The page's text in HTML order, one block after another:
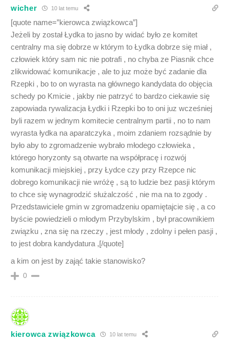
wicher 10 lat temu
[quote name=”kierowca związkowca”]
Jeżeli by został Łydka to jasno by widać było ze komitet
centralny ma się dobrze w którym to Łydka dobrze się miał ,
człowiek który sam nic nie potrafi , no chyba ze Piasnik chce
zlikwidować komunikacje , ale to juz może być zadanie dla
Rzepki , bo to on wyrasta na głównego kandydata do objęcia
schedy po Kmicie , jakby nie patrzyć to bardzo ciekawie się
zapowiada rywalizacja Łydki i Rzepki bo to oni juz wcześniej
byli razem w jednym komitecie centralnym partii , no to nam
wyrasta łydka na aparatczyka , moim zdaniem rozsądnie by
było aby to zgromadzenie wybrało młodego człowieka ,
którego horyzonty są otwarte na współpracę i rozwój
komunikacji miejskiej , przy Łydce czy przy Rzepce nic
dobrego komunikacji nie wróżę , są to ludzie bez pasji którym
to chce się wynagrodzić służalczość , nie ma na to zgody .
Przedstawiciele gmin w zgromadzeniu opamiętajcie się , a co
byście powiedzieli o młodym Przybylskim , był pracownikiem
związku , zna się na rzeczy , jest młody , zdolny i pełen pasji ,
to jest dobra kandydatura ,[/quote]
a kim on jest by zająć takie stanowisko?
0
kierowca związkowca 10 lat temu